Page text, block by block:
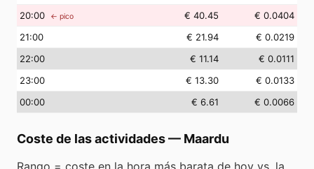
20:00 ← pico € 40.45
€ 0.0404
21:00 € 21.94
€ 0.0219
22:00 € 11.14
€ 0.0111
23:00 € 13.30
€ 0.0133
00:00 € 6.61 € 0.0066
Coste de las actividades— Maardu
Rango = coste en la hora más barata de hoy vs. la